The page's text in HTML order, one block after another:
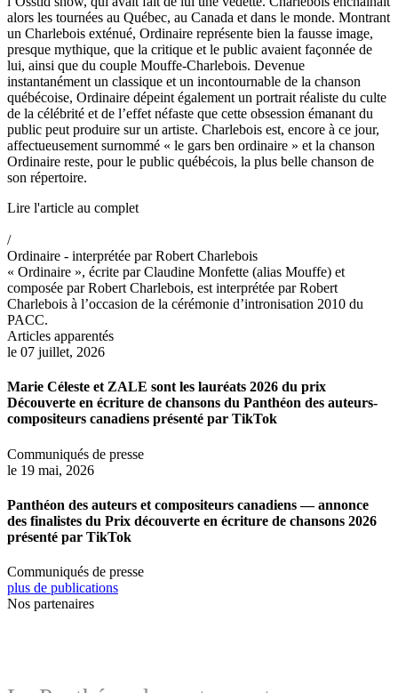
alors les tournées au Québec, au Canada et dans le monde. Montrant
un Charlebois exténué, Ordinaire représente bien la fausse image,
presque mythique, que la critique et le public avaient façonnée de
lui, ainsi que du couple Mouffe-Charlebois. Devenue
instantanément un classique et un incontournable de la chanson
québécoise, Ordinaire dépeint également un portrait réaliste du culte
de la célébrité et de l’effet néfaste que cette obsession émanant du
public peut produire sur un artiste. Charlebois est, encore à ce jour,
affectueusement surnommé « le gars ben ordinaire » et la chanson
Ordinaire reste, pour le public québécois, la plus belle chanson de
son répertoire.
Lire l'article au complet
/
Ordinaire - interprétée par Robert Charlebois
« Ordinaire », écrite par Claudine Monfette (alias Mouffe) et
composée par Robert Charlebois, est interprétée par Robert
Charlebois à l’occasion de la cérémonie d’intronisation 2010 du
PACC.
Articles apparentés
le 07 juillet, 2026
Marie Céleste et ZALE sont les lauréats 2026 du prix
Découverte en écriture de chansons du Panthéon des auteurs-
compositeurs canadiens présenté par TikTok
Communiqués de presse
le 19 mai, 2026
Panthéon des auteurs et compositeurs canadiens — annonce
des finalistes du Prix découverte en écriture de chansons 2026
présenté par TikTok
Communiqués de presse
plus de publications
Nos partenaires